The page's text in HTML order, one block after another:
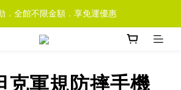
．全館不限金額．享免運優惠
克軍規防摔手機